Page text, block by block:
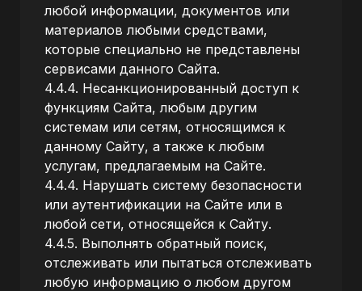
любой информации, документов или
материалов любыми средствами,
которые специально не представлены
сервисами данного Сайта.
4.4.4. Несанкционированный доступ к
функциям Сайта, любым другим
системам или сетям, относящимся к
данному Сайту, а также к любым
услугам, предлагаемым на Сайте.
4.4.4. Нарушать систему безопасности
или аутентификации на Сайте или в
любой сети, относящейся к Сайту.
4.4.5. Выполнять обратный поиск,
отслеживать или пытаться отслеживать
любую информацию о любом другом